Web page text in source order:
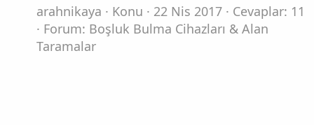
arahnikaya
Konu 22 Nis 2017
Cevaplar: 11
Forum: Boşluk Bulma Cihazları & Alan
Taramalar